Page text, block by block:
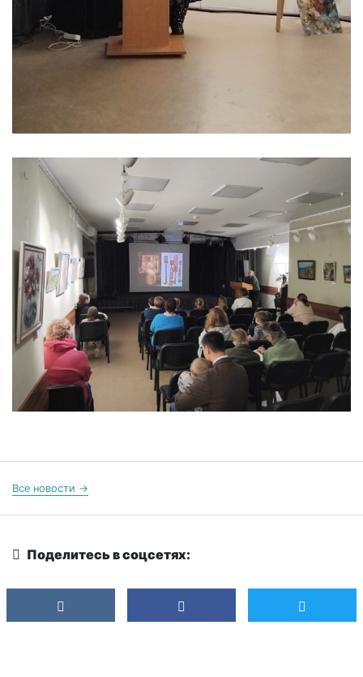
Все новости →
Поделитесь в соцсетях: